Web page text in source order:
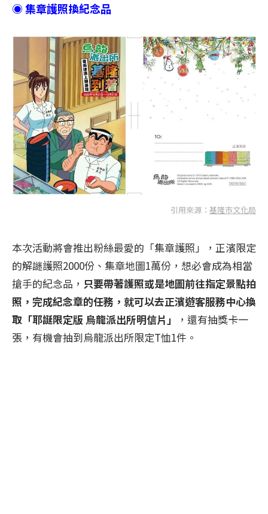
◉ 集章護照換紀念品
引用來源： 基隆市文化局
本次活動將會推出粉絲最愛的「集章護照」，正濱限定
的解謎護照2000份、集章地圖1萬份，想必會成為相當
搶手的紀念品， 只要帶著護照或是地圖前往指定景點拍
照，完成紀念章的任務，就可以去正濱遊客服務中心換
取「耶誕限定版 烏龍派出所明信片」
，還有抽獎卡一
張，有機會抽到烏龍派出所限定T恤1件。